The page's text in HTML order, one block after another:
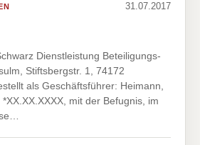
31.07.2017
Dienstleistung Beteiligungs-
Stiftsbergstr. 1, 74172
als Geschäftsführer: Heimann,
mit der Befugnis, im